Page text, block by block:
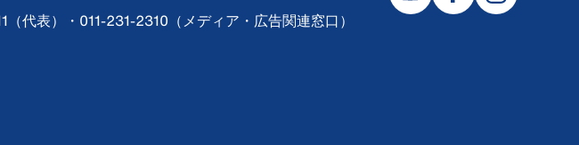
（代表）・011-231-2310（メディア・広告関連窓口）